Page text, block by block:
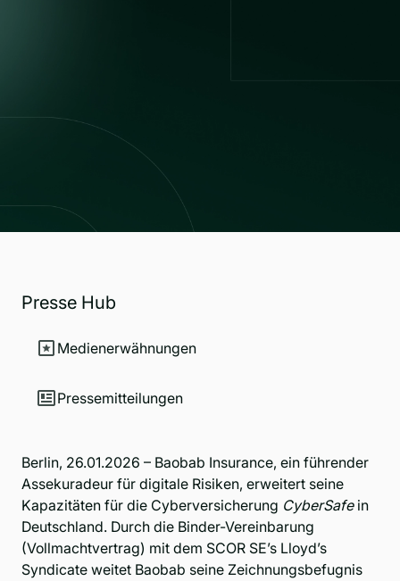
Presse Hub
Medienerwähnungen
Pressemitteilungen
Berlin, 26.01.2026 – Baobab Insurance, ein führender
Assekuradeur für digitale Risiken, erweitert seine
Kapazitäten für die Cyberversicherung CyberSafe in
Deutschland. Durch die Binder-Vereinbarung
(Vollmachtvertrag) mit dem SCOR SE’s Lloyd’s
Syndicate weitet Baobab seine Zeichnungsbefugnis